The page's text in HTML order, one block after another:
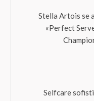
Stella Artois se
«Perfect
Selfcare